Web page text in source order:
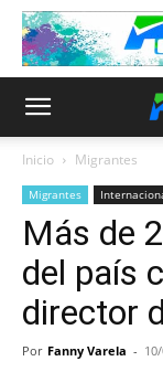
Inicio Migrantes
Migrantes
Más de
del país
director
Por Fanny Varela -